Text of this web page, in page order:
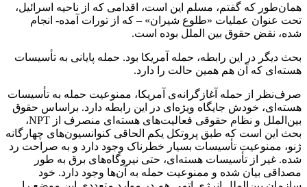
همان‌طور که گفتم، مسلم این است، اقدامی که از ناحیه اسرائیل،
تحت عنوان عملیات «طلوع شیران» – که از تورات آمده- انجام
شده، نقض حقوق بین الملل بوده است.
بحث دیگر در این رابطه، حمله آمریکا بود. حمله پایانی به تأسیسات
هسته‌ای که آن هم همین حالت را دارد.
صرف‌نظر از حمله آغازگرانه‌ی آمریکا، ممنوعیت حمله به تأسیسات
هسته‌ای، خودش جایگاه ویژه‌ای در این رابطه دارد. براساس حقوق
بین‌الملل و نظام حقوقی فعالیت‌های هسته‌ای منصرف از NPT،
بحث این است که طبق پروتکل یکم الحاقی کنوانسیون‌های چهارگانه
ژنو، ممنوعیت تأسیسات بسیار خطرناک وجود دارد و به صراحت رد
شده. غیر از تأسیسات هسته‌ای، حتی نیروگاه‌های برق به طور
مصداقی بیان شده و ممنوعیت حمله به آن‌ها وجود دارد. خود